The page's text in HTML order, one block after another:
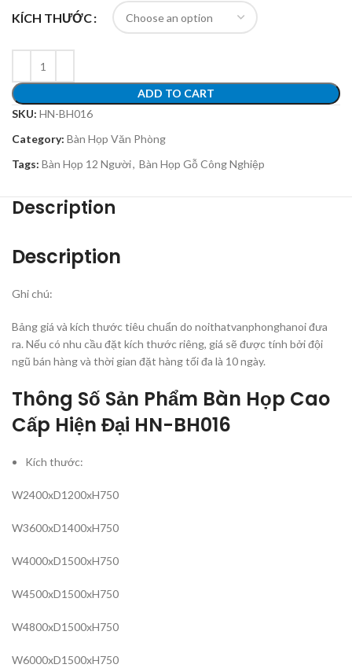
KÍCH THƯỚC
ADD TO CART
SKU: HN-BH016
Category: Bàn Họp Văn Phòng
Tags: Bàn Họp 12 Người, Bàn Họp Gỗ Công Nghiệp
Description
Description
Ghi chú:
Bảng giá và kích thước tiêu chuẩn do noithatvanphonghanoi đưa
ra. Nếu có nhu cầu đặt kích thước riêng, giá sẽ được tính bởi đội
ngũ bán hàng và thời gian đặt hàng tối đa là 10 ngày.
Thông Số Sản Phẩm Bàn Họp Cao
Cấp Hiện Đại HN-BH016
Kích thước:
W2400xD1200xH750
W3600xD1400xH750
W4000xD1500xH750
W4500xD1500xH750
W4800xD1500xH750
W6000xD1500xH750